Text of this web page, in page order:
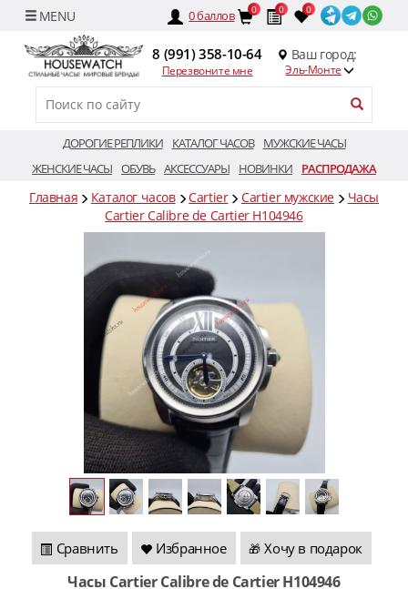
0баллов 0 0 0
8 (991) 358-10-64
Перезвоните мне
Ваш город:
Эль-Монте
ДОРОГИЕ РЕПЛИКИ КАТАЛОГ ЧАСОВ
МУЖСКИЕ ЧАСЫ
ЖЕНСКИЕ ЧАСЫ ОБУВЬ АКСЕССУАРЫ НОВИНКИ РАСПРОДАЖА
Главная Каталог часов Cartier Cartier мужские
Часы
Cartier Calibre de Cartier H104946
Сравнить Избранное 🎁 Хочу в подарок
Часы Cartier Calibre de Cartier H104946